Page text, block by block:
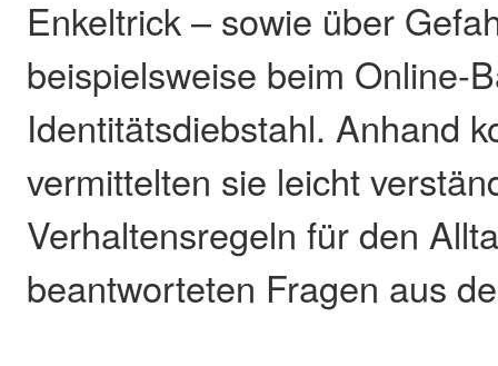
Enkeltrick – sowie über
beispielsweise beim Online-
Identitätsdiebstahl. Anhand
vermittelten sie leicht
Verhaltensregeln für den
beantworteten Fragen aus